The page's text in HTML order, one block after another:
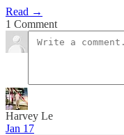
Read →
1 Comment
Harvey Le
Jan 17